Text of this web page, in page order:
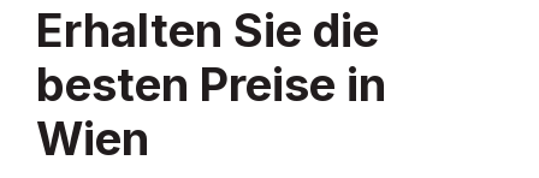
Erhalten Sie die
besten Preise in
Wien